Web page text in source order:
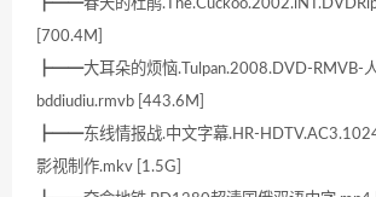
┣━━春天的杜鹃
[700.4M]
┣━━大耳朵的烦恼.Tulpan.2008.DVD-RMVB-
bddiudiu.rmvb [443.6M]
┣━━东线情报战.中文字幕.HR-
影视制作.mkv [1.5G]